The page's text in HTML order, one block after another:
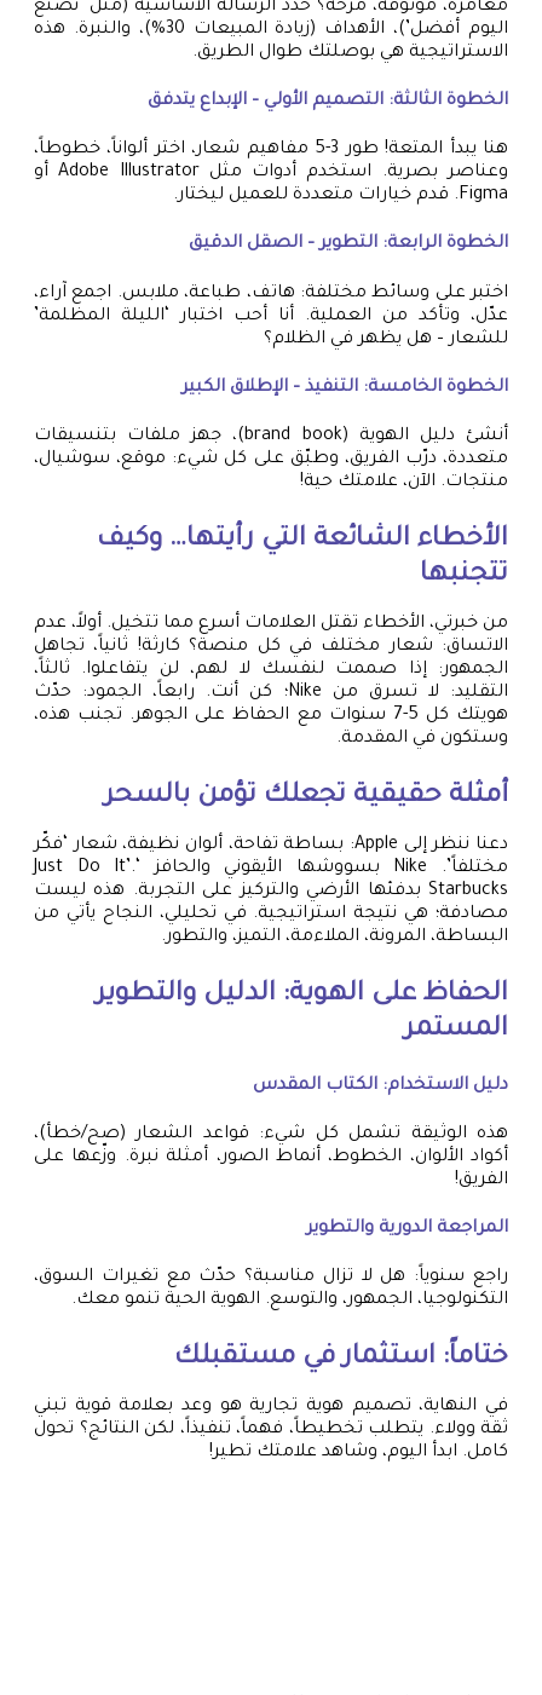
مغامرة، موثوقة، مرحة؟ حدد الرسالة الأساسية (مثل ‘نصنع
اليوم أفضل’)، الأهداف (زيادة المبيعات 30%)، والنبرة. هذه
الاستراتيجية هي بوصلتك طوال الطريق.
الخطوة الثالثة: التصميم الأولي – الإبداع يتدفق
هنا يبدأ المتعة! طور 3-5 مفاهيم شعار، اختر ألواناً، خطوطاً،
وعناصر بصرية. استخدم أدوات مثل Adobe Illustrator أو
Figma. قدم خيارات متعددة للعميل ليختار.
الخطوة الرابعة: التطوير – الصقل الدقيق
اختبر على وسائط مختلفة: هاتف، طباعة، ملابس. اجمع آراء،
عدّل، وتأكد من العملية. أنا أحب اختبار ‘الليلة المظلمة’
للشعار – هل يظهر في الظلام؟
الخطوة الخامسة: التنفيذ – الإطلاق الكبير
أنشئ دليل الهوية (brand book)، جهز ملفات بتنسيقات
متعددة، درّب الفريق، وطبّق على كل شيء: موقع، سوشيال،
منتجات. الآن، علامتك حية!
الأخطاء الشائعة التي رأيتها… وكيف
تتجنبها
من خبرتي، الأخطاء تقتل العلامات أسرع مما تتخيل. أولاً، عدم
الاتساق: شعار مختلف في كل منصة؟ كارثة! ثانياً، تجاهل
الجمهور: إذا صممت لنفسك لا لهم، لن يتفاعلوا. ثالثاً،
التقليد: لا تسرق من Nike؛ كن أنت. رابعاً، الجمود: حدّث
هويتك كل 5-7 سنوات مع الحفاظ على الجوهر. تجنب هذه،
وستكون في المقدمة.
أمثلة حقيقية تجعلك تؤمن بالسحر
دعنا ننظر إلى Apple: بساطة تفاحة، ألوان نظيفة، شعار ‘فكّر
مختلفاً’. Nike بسووشها الأيقوني والحافز ‘Just Do It’.
Starbucks بدفئها الأرضي والتركيز على التجربة. هذه ليست
مصادفة؛ هي نتيجة استراتيجية. في تحليلي، النجاح يأتي من
البساطة، المرونة، الملاءمة، التميز، والتطور.
الحفاظ على الهوية: الدليل والتطوير
المستمر
دليل الاستخدام: الكتاب المقدس
هذه الوثيقة تشمل كل شيء: قواعد الشعار (صح/خطأ)،
أكواد الألوان، الخطوط، أنماط الصور، أمثلة نبرة. وزّعها على
الفريق!
المراجعة الدورية والتطوير
راجع سنوياً: هل لا تزال مناسبة؟ حدّث مع تغيرات السوق،
التكنولوجيا، الجمهور، والتوسع. الهوية الحية تنمو معك.
ختاماً: استثمار في مستقبلك
في النهاية، تصميم هوية تجارية هو وعد بعلامة قوية تبني
ثقة وولاء. يتطلب تخطيطاً، فهماً، تنفيذاً، لكن النتائج؟ تحول
كامل. ابدأ اليوم، وشاهد علامتك تطير!